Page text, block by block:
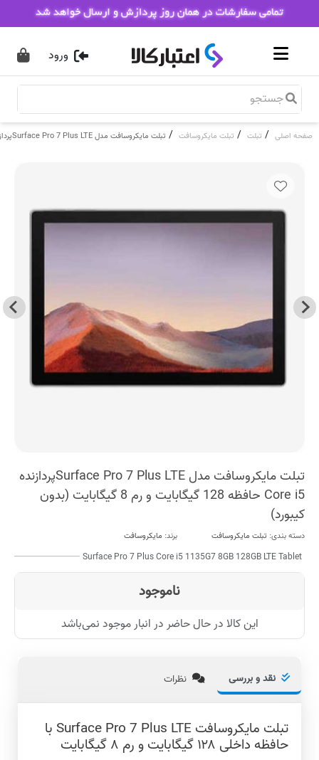
ورود
صفحه اصلی / تبلت / تبلت مایکروسافت / تبلت مایکروسافت مدل Surface Pro 7 Plus LTEپردازنده Core i5 حافظه 128 گیگابایت و رم 8 گیگابایت (بدون کیبورد)
تبلت مایکروسافت مدل Surface Pro 7 Plus LTEپردازنده
Core i5 حافظه 128 گیگابایت و رم 8 گیگابایت (بدون
کیبورد)
دسته بندی: تبلت مایکروسافت برند: مایکروسافت
Surface Pro 7 Plus Core i5 1135G7 8GB 128GB LTE Tablet
ناموجود
این کالا در حال حاضر در انبار موجود نمی‌باشد
نقد و بررسی نظرات
تبلت مایکروسافت Surface Pro 7 Plus LTE با
حافظه داخلی ۱۲۸ گیگابایت و رم ۸ گیگابایت